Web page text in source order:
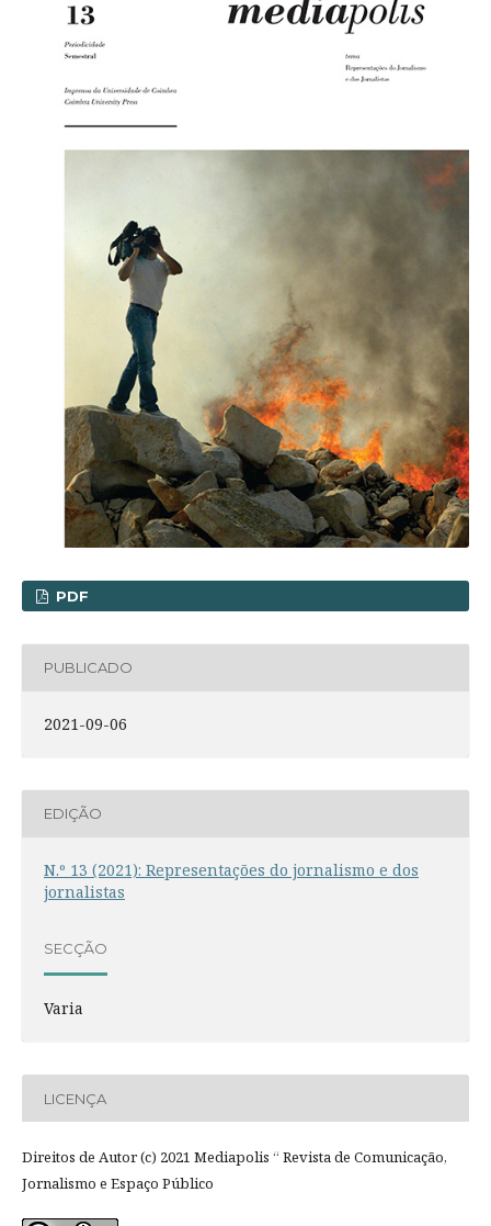
PDF
PUBLICADO
2021-09-06
EDIÇÃO
N.º 13 (2021): Representações do jornalismo e dos
jornalistas
SECÇÃO
Varia
LICENÇA
Direitos de Autor (c) 2021 Mediapolis “ Revista de Comunicação,
Jornalismo e Espaço Público